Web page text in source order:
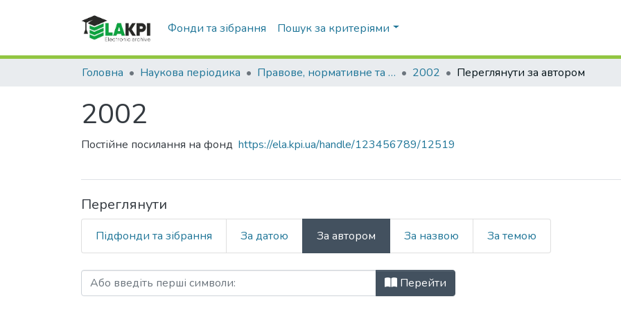
Фонди та зібрання Пошук за критеріями
Головна Наукова періодика Правове, нормативне та метрологічне забезпечення системи захисту інформації в Україні 2002 Переглянути за автором
2002
Постійне посилання на фонд https://ela.kpi.ua/handle/123456789/12519
Переглянути
Підфонди та зібрання За датою За автором За назвою За темою
Перегляд 2002 за Автор Перейти